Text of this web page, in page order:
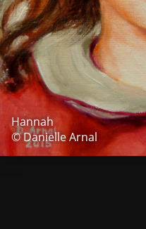
Hannah
© Danielle Arnal